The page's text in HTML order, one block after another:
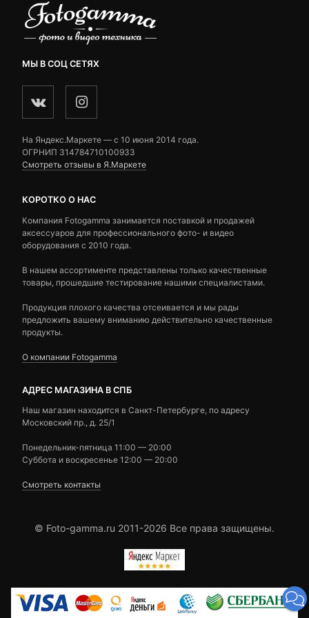
МЫ В СОЦ СЕТЯХ
На Яндекс.Маркете — c 10 июня 2014 года.
ОГРНИП 314784710100933
Смотреть отзывы в Я.Маркете
КОРОТКО О НАС
Компания Fotogamma занимается поставкой и продажей
аксессуаров для профессионального фото- и видео
оборудования с 2010 года.
В нашем ассортименте представлены только качественные
товары, прошедшие тестирование нашими специалистами.
Продукция плохого качества отсеивается и мы рады
предложить вашему вниманию действительно качественные
продукты.
О компании Fotogamma
АДРЕС МАГАЗИНА В СПБ
Наш магазин находится в Санкт-Петербурге, по адресу
Московский пр., д. 25/1
Понедельник-пятница 11:00 — 20:00
Суббота и воскресенье 12:00 — 20:00
Смотреть контакты
© Foto-gamma.ru 2011-2026 Все права защищены.